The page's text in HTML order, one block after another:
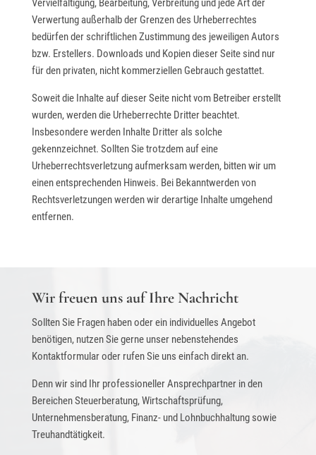
Vervielfältigung, Bearbeitung, Verbreitung und jede Art der
Verwertung außerhalb der Grenzen des Urheberrechtes
bedürfen der schriftlichen Zustimmung des jeweiligen Autors
bzw. Erstellers. Downloads und Kopien dieser Seite sind nur
für den privaten, nicht kommerziellen Gebrauch gestattet.
Soweit die Inhalte auf dieser Seite nicht vom Betreiber erstellt
wurden, werden die Urheberrechte Dritter beachtet.
Insbesondere werden Inhalte Dritter als solche
gekennzeichnet. Sollten Sie trotzdem auf eine
Urheberrechtsverletzung aufmerksam werden, bitten wir um
einen entsprechenden Hinweis. Bei Bekanntwerden von
Rechtsverletzungen werden wir derartige Inhalte umgehend
entfernen.
Wir freuen uns auf Ihre Nachricht
Sollten Sie Fragen haben oder ein individuelles Angebot
benötigen, nutzen Sie gerne unser nebenstehendes
Kontaktformular oder rufen Sie uns einfach direkt an.
Denn wir sind Ihr professioneller Ansprechpartner in den
Bereichen Steuerberatung, Wirtschaftsprüfung,
Unternehmensberatung, Finanz- und Lohnbuchhaltung sowie
Treuhandtätigkeit.